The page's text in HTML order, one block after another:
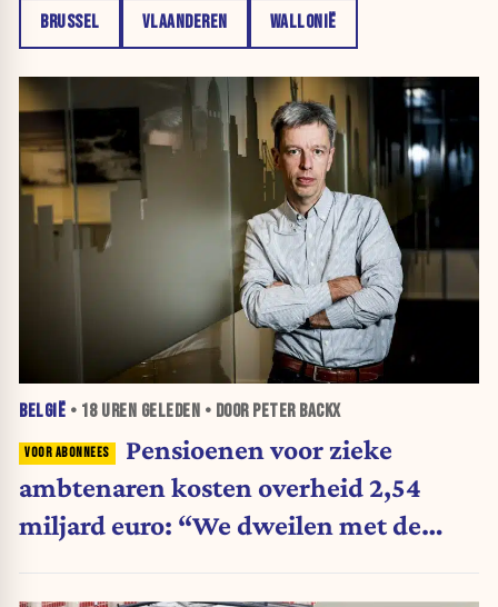
BRUSSEL VLAANDEREN WALLONIË
BELGIË • 18 UREN GELEDEN • DOOR PETER BACKX
Pensioenen voor zieke
ambtenaren kosten overheid 2,54
miljard euro: “We dweilen met de